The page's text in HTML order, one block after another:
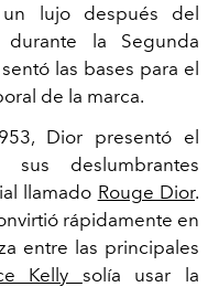
lujo después del
durante la Segunda
las bases para el
de la marca.
Dior presentó el
deslumbrantes
llamado Rouge Dior.
rápidamente en
entre las principales
Kelly solía usar la